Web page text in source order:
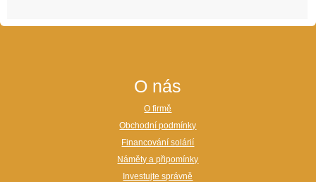
O nás
O firmě
Obchodní podmínky
Financování solárií
Náměty a připomínky
Investujte správně